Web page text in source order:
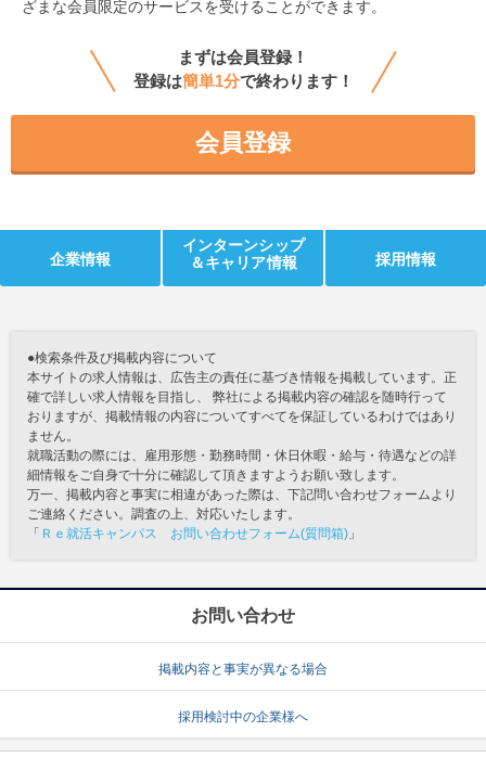
ざまな会員限定のサービスを受けることができます。
まずは会員登録！
登録は簡単1分で終わります！
会員登録
企業情報
インターンシップ
＆キャリア情報
採用情報
●検索条件及び掲載内容について
本サイトの求人情報は、広告主の責任に基づき情報を掲載しています。正
確で詳しい求人情報を目指し、 弊社による掲載内容の確認を随時行って
おりますが、掲載情報の内容についてすべてを保証しているわけではあり
ません。
就職活動の際には、雇用形態・勤務時間・休日休暇・給与・待遇などの詳
細情報をご自身で十分に確認して頂きますようお願い致します。
万一、掲載内容と事実に相違があった際は、下記問い合わせフォームより
ご連絡ください。調査の上、対応いたします。
「 Ｒｅ就活キャンパス お問い合わせフォーム(質問箱) 」
お問い合わせ
掲載内容と事実が異なる場合
採用検討中の企業様へ